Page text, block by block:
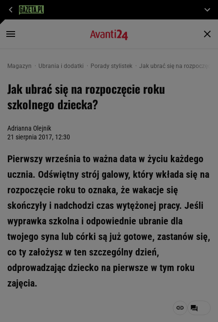
Magazyn Ubrania i dodatki Porady stylistek Jak ubrać się na rozpoczęcie
Jak ubrać się na rozpoczęcie roku
szkolnego dziecka?
Adrianna Olejnik
21 sierpnia 2017, 12:30
Pierwszy września to ważna data w życiu każdego
ucznia. Odświętny strój galowy, który wkłada się na
rozpoczęcie roku to oznaka, że wakacje się
skończyły i nadchodzi czas wytężonej pracy. Jeśli
wyprawka szkolna i odpowiednie ubranie dla
twojego syna lub córki są już gotowe, zastanów się,
co ty założysz w ten szczególny dzień,
odprowadzając dziecko na pierwsze w tym roku
zajęcia.